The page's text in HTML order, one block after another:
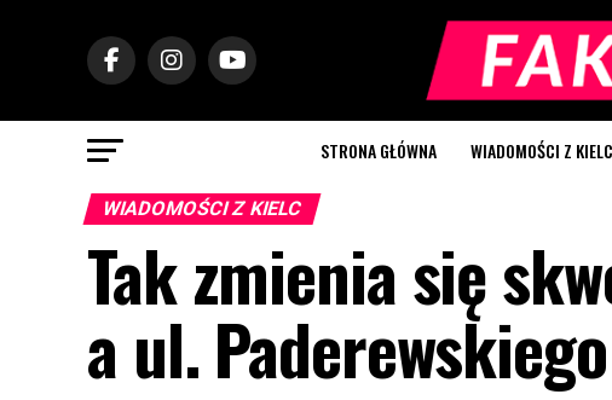
STRONA GŁÓWNA WIADOMOŚCI Z KIELC
WIADOMOŚCI Z KIELC
Tak zmienia się
a ul.